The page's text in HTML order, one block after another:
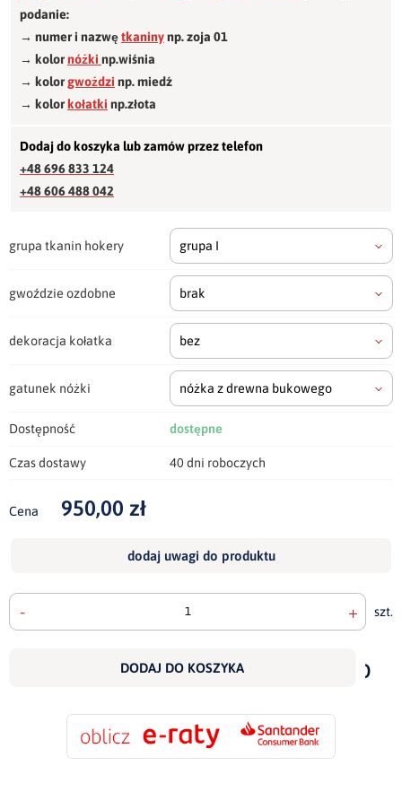
podanie:
→ numer i nazwętkaninynp. zoja 01
→ kolornóżki np.wiśnia
→ kolorgwożdzi np. miedź
→ kolorkołatki np.złota
Dodaj do koszyka lub zamów przez telefon
+48 696 833 124
+48 606 488 042
grupa tkanin hokery grupa I
gwoździe ozdobne brak
dekoracja kołatka bez
gatunek nóżki nóżka z drewna bukowego
Dostępność dostępne
Czas dostawy 40 dni roboczych
Cena 950,00 zł
dodaj uwagi do produktu
- + szt.
DODAJ DO KOSZYKA
do